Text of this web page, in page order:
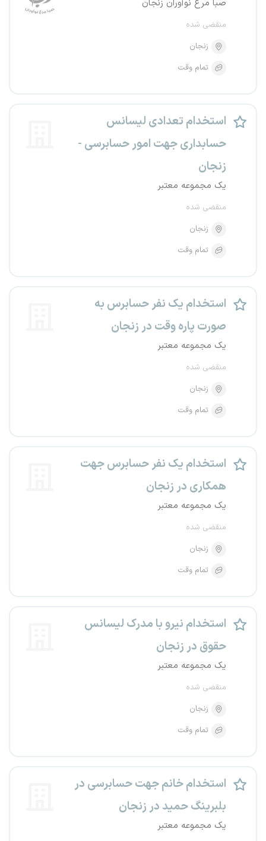
صبا مرغ نوآوران زنجان
منقضی شده
زنجان
تمام وقت
استخدام تعدادی لیسانس
حسابداری جهت امور حسابرسی -
زنجان
یک مجموعه معتبر
منقضی شده
زنجان
تمام وقت
استخدام یک نفر حسابرس به
صورت پاره وقت در زنجان
یک مجموعه معتبر
منقضی شده
زنجان
تمام وقت
استخدام یک نفر حسابرس جهت
همکاری در زنجان
یک مجموعه معتبر
منقضی شده
زنجان
تمام وقت
استخدام نیرو با مدرک لیسانس
حقوق در زنجان
یک مجموعه معتبر
منقضی شده
زنجان
تمام وقت
استخدام خانم جهت حسابرسی در
بلبرینگ حمید در زنجان
یک مجموعه معتبر